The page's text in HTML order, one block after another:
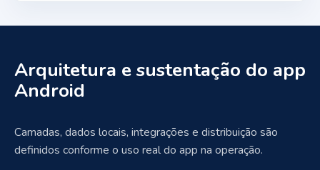
Arquitetura e sustentação do app
Android
Camadas, dados locais, integrações e distribuição são
definidos conforme o uso real do app na operação.